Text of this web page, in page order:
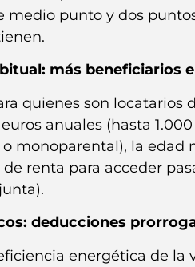
medio punto y dos
más beneficiarios
quienes son locatarios
anuales (hasta
monoparental), la edad
renta para acceder
deducciones
energética de la